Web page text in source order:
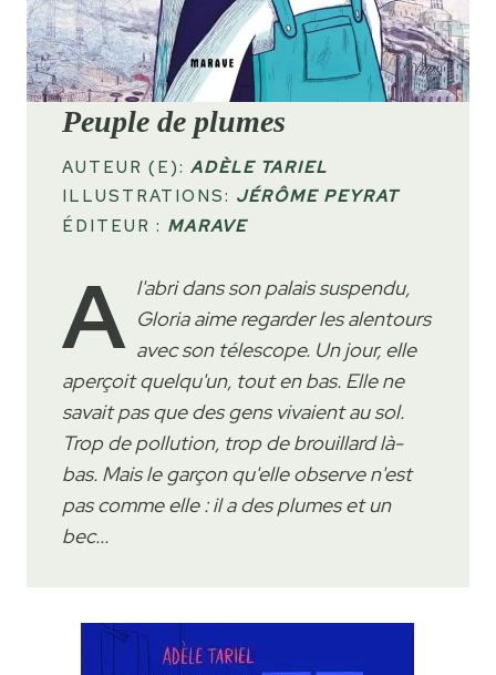
Peuple de plumes
AUTEUR (E): ADÈLE TARIEL
ILLUSTRATIONS: JÉRÔME PEYRAT
ÉDITEUR : MARAVE
A l'abri dans son palais suspendu,
Gloria aime regarder les alentours
avec son télescope. Un jour, elle
aperçoit quelqu'un, tout en bas. Elle ne
savait pas que des gens vivaient au sol.
Trop de pollution, trop de brouillard là-
bas. Mais le garçon qu'elle observe n'est
pas comme elle : il a des plumes et un
bec...